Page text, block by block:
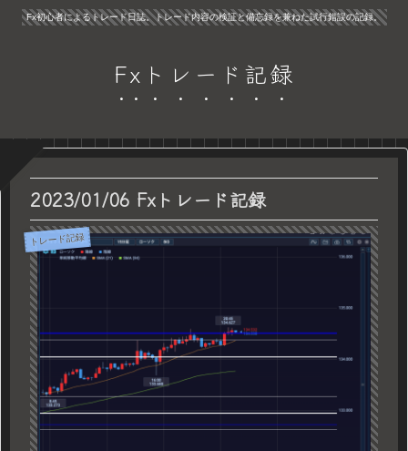
Fx初心者によるトレード日誌。トレード内容の検証と備忘録を兼ねた試行錯誤の記録。
Fxトレード記録
2023/01/06 Fxトレード記録
トレード記録